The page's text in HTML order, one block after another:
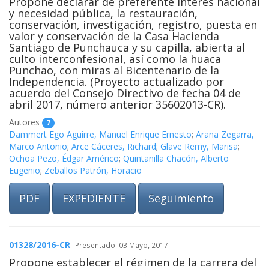
y necesidad pública, la restauración,
conservación, investigación, registro, puesta en
valor y conservación de la Casa Hacienda
Santiago de Punchauca y su capilla, abierta al
culto interconfesional, así como la huaca
Punchao, con miras al Bicentenario de la
Independencia. (Proyecto actualizado por
acuerdo del Consejo Directivo de fecha 04 de
abril 2017, número anterior 35602013-CR).
Autores 7
Dammert Ego Aguirre, Manuel Enrique Ernesto; Arana Zegarra,
Marco Antonio; Arce Cáceres, Richard; Glave Remy, Marisa;
Ochoa Pezo, Édgar Américo; Quintanilla Chacón, Alberto
Eugenio; Zeballos Patrón, Horacio
PDF EXPEDIENTE Seguimiento
01328/2016-CR Presentado: 03 Mayo, 2017
Propone establecer el régimen de la carrera del